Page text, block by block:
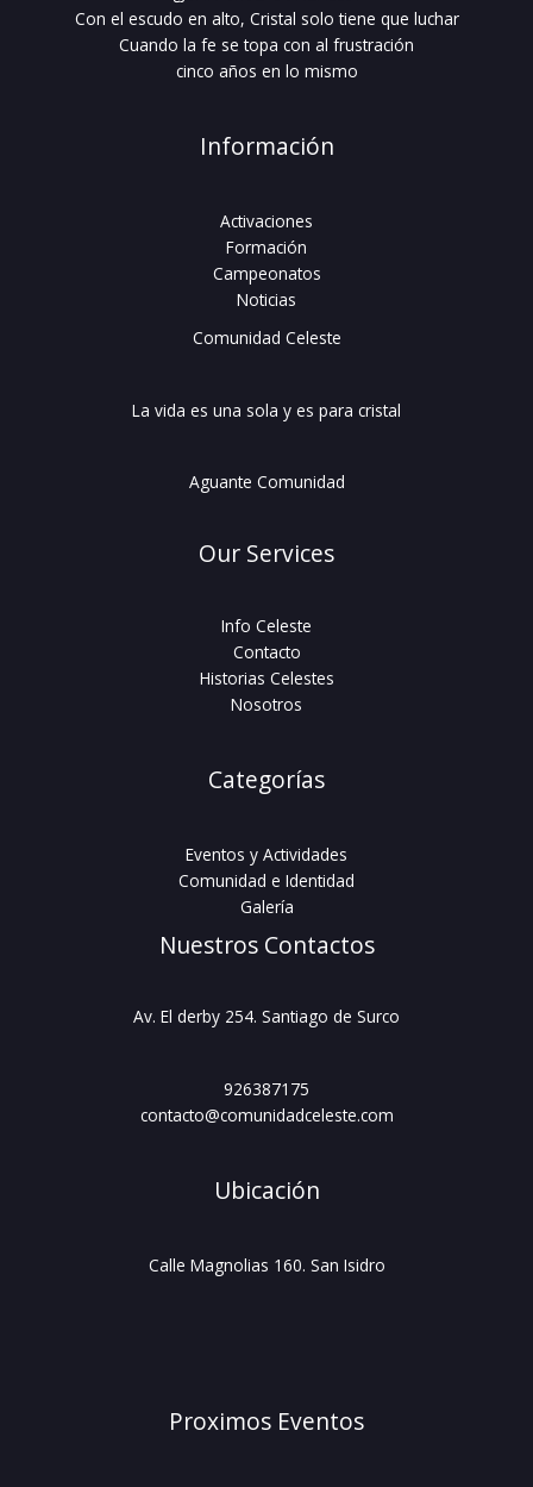
Con el escudo en alto, Cristal solo tiene que luchar
Cuando la fe se topa con al frustración
cinco años en lo mismo
Información
Activaciones
Formación
Campeonatos
Noticias
Comunidad Celeste
La vida es una sola y es para cristal
Aguante Comunidad
Our Services
Info Celeste
Contacto
Historias Celestes
Nosotros
Categorías
Eventos y Actividades
Comunidad e Identidad
Galería
Nuestros Contactos
Av. El derby 254. Santiago de Surco
926387175
contacto@comunidadceleste.com
Ubicación
Calle Magnolias 160. San Isidro
Proximos Eventos